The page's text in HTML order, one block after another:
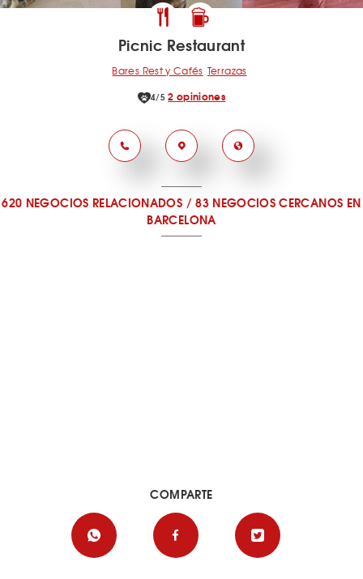
Picnic Restaurant
Bares Rest y Cafés Terrazas
4/5 2 opiniones
620 NEGOCIOS RELACIONADOS /83 NEGOCIOS CERCANOS EN
BARCELONA
COMPARTE